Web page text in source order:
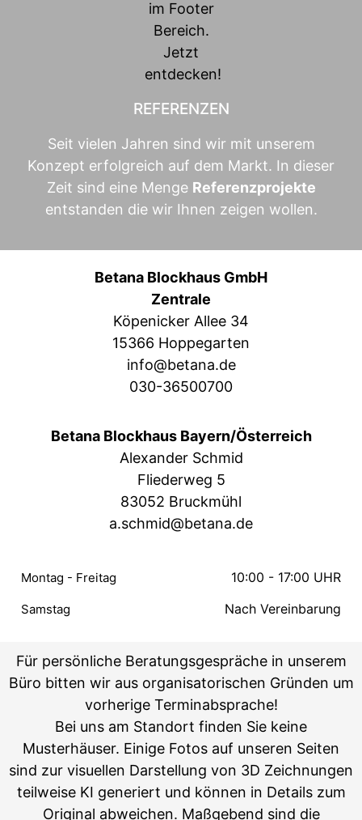
REFERENZEN
Seit vielen Jahren sind wir mit unserem
Konzept erfolgreich auf dem Markt. In dieser
Zeit sind eine Menge Referenzprojekte
entstanden die wir Ihnen zeigen wollen.
Betana Blockhaus GmbH
Zentrale
Köpenicker Allee 34
15366 Hoppegarten
info@betana.de
030-36500700
Betana Blockhaus Bayern/Österreich
Alexander Schmid
Fliederweg 5
83052 Bruckmühl
a.schmid@betana.de
Montag - Freitag 10:00 - 17:00 UHR
Samstag Nach Vereinbarung
Für persönliche Beratungsgespräche in unserem
Büro bitten wir aus organisatorischen Gründen um
vorherige Terminabsprache!
Bei uns am Standort finden Sie keine
Musterhäuser. Einige Fotos auf unseren Seiten
sind zur visuellen Darstellung von 3D Zeichnungen
teilweise KI generiert und können in Details zum
Original abweichen. Maßgebend sind die